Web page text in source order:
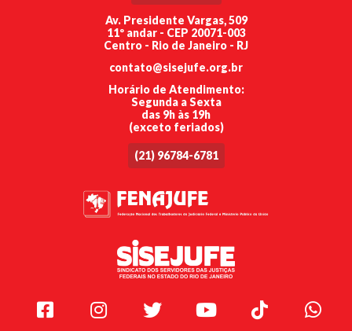
Av. Presidente Vargas, 509
11º andar - CEP 20071-003
Centro - Rio de Janeiro - RJ
contato@sisejufe.org.br
Horário de Atendimento:
Segunda a Sexta
das 9h às 19h
(exceto feriados)
(21) 96784-6781
Facebook Instagram Twitter Youtube TikTok